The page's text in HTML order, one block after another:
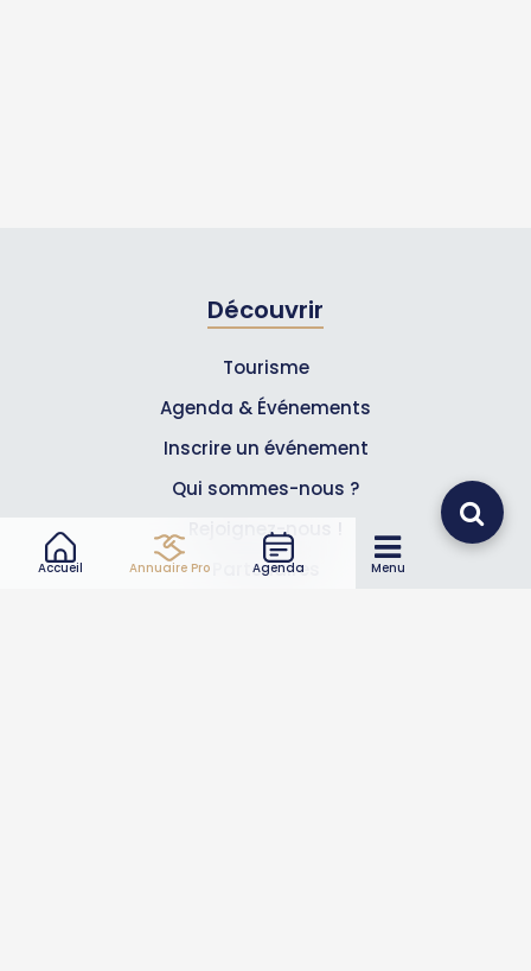
Accueil Annuaire Pro Agenda Menu
Découvrir
Tourisme
Agenda & Événements
Inscrire un événement
Qui sommes-nous ?
Rejoignez-nous !
Partenaires